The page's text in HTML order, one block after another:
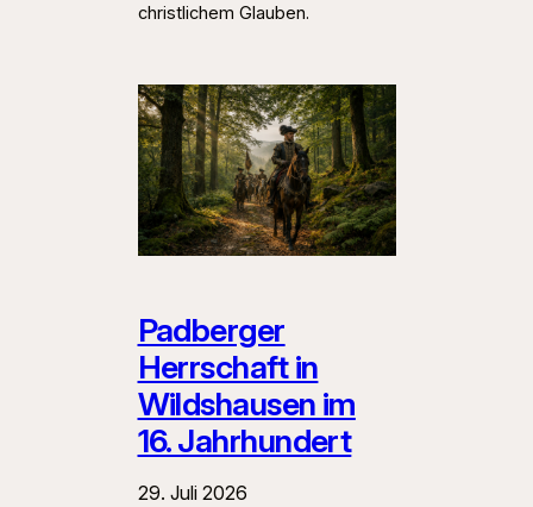
christlichem Glauben.
Padberger
Herrschaft in
Wildshausen im
16. Jahrhundert
29. Juli 2026